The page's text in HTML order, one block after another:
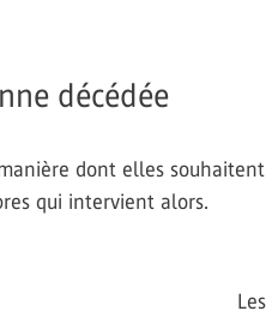
décédée
dont elles
qui intervient alors.